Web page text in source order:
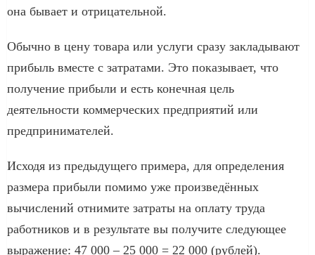
она бывает и отрицательной.
Обычно в цену товара или услуги сразу закладывают
прибыль вместе с затратами. Это показывает, что
получение прибыли и есть конечная цель
деятельности коммерческих предприятий или
предпринимателей.
Исходя из предыдущего примера, для определения
размера прибыли помимо уже произведённых
вычислений отнимите затраты на оплату труда
работников и в результате вы получите следующее
выражение: 47 000 – 25 000 = 22 000 (рублей).